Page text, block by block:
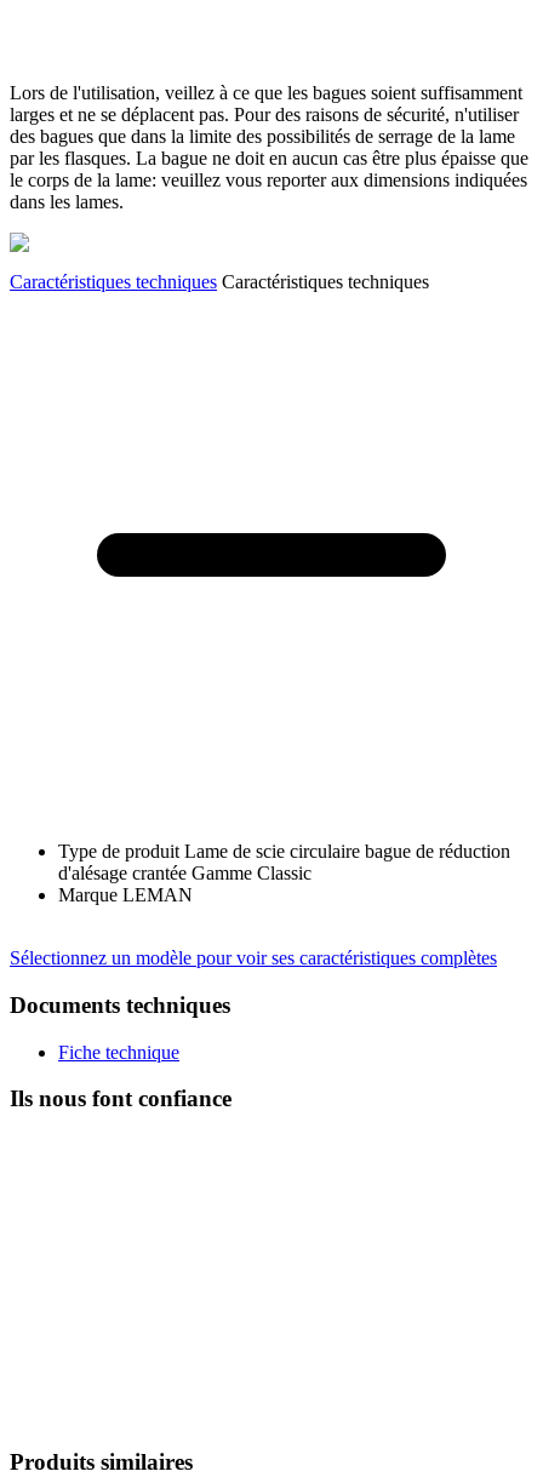
Lors de l'utilisation, veillez à ce que les bagues soient suffisamment
larges et ne se déplacent pas. Pour des raisons de sécurité, n'utiliser
des bagues que dans la limite des possibilités de serrage de la lame
par les flasques. La bague ne doit en aucun cas être plus épaisse que
le corps de la lame: veuillez vous reporter aux dimensions indiquées
dans les lames.
Caractéristiques techniques Caractéristiques techniques
Type de produit Lame de scie circulaire bague de réduction
d'alésage crantée Gamme Classic
Marque LEMAN
Sélectionnez un modèle pour voir ses caractéristiques complètes
Documents techniques
Fiche technique
Ils nous font confiance
Produits similaires